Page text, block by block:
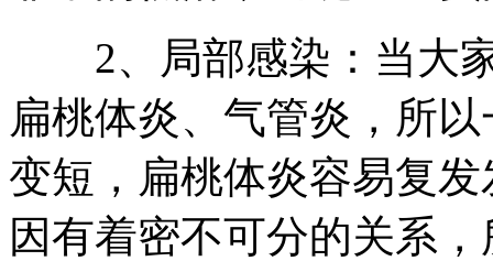
2、局部感染：当大家
扁桃体炎、气管炎，所
变短，扁桃体炎容易复
因有着密不可分的关系